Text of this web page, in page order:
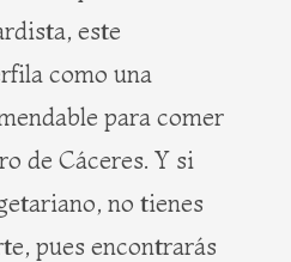
este
como una
para comer
de Cáceres. Y si
no tienes
pues encontrarás